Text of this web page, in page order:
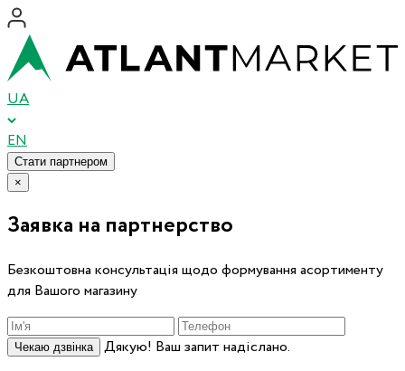
UA
EN
Стати партнером
×
Заявка на партнерство
Безкоштовна консультація щодо формування асортименту
для Вашого магазину
Чекаю дзвінка
Дякую! Ваш запит надіслано.